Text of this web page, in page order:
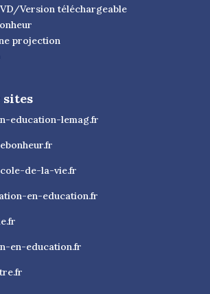
Version téléchargeable
projection
sites
education-lemag.fr
de-la-vie.fr
en-education.fr
en-education.fr